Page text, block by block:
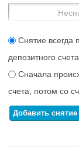
Снятие всегда
депозитного счета
Сначала
счета, потом со
Добавить снятие